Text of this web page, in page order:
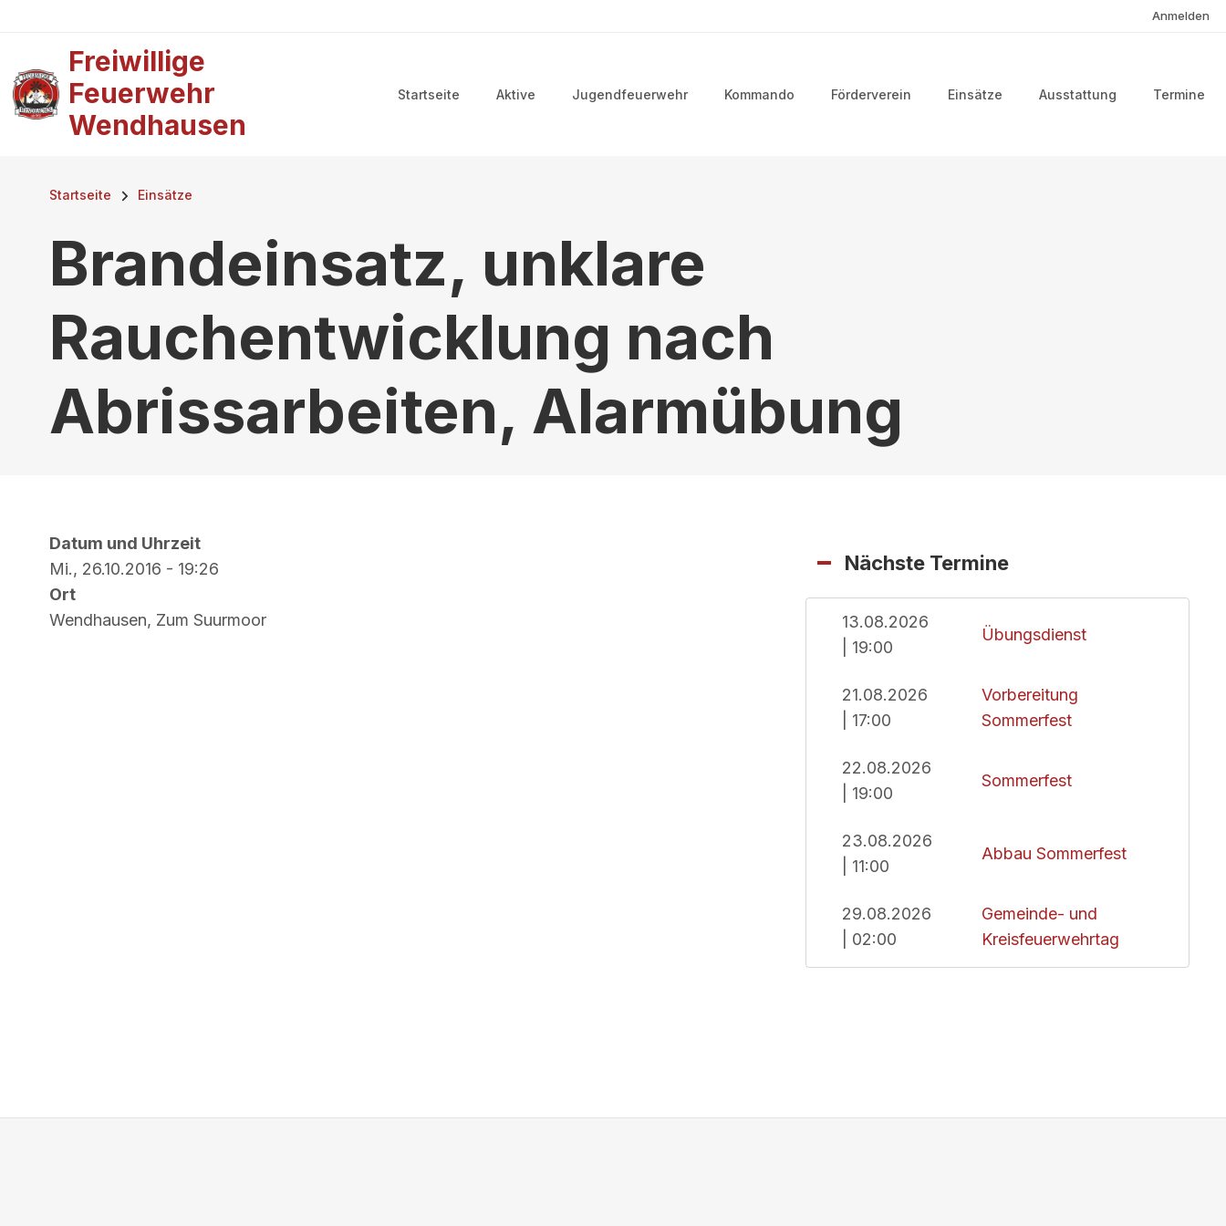
Anmelden
Freiwillige
Feuerwehr
Wendhausen
Startseite Aktive Jugendfeuerwehr Kommando Förderverein Einsätze Ausstattung Termine
Pfadnavigation
Startseite Einsätze
Brandeinsatz, unklare
Rauchentwicklung nach
Abrissarbeiten, Alarmübung
Datum und Uhrzeit
Mi., 26.10.2016 - 19:26
Ort
Wendhausen, Zum Suurmoor
Nächste Termine
13.08.2026
| 19:00
Übungsdienst
21.08.2026
| 17:00
Vorbereitung
Sommerfest
22.08.2026
| 19:00
Sommerfest
23.08.2026
| 11:00
Abbau Sommerfest
29.08.2026
| 02:00
Gemeinde- und
Kreisfeuerwehrtag